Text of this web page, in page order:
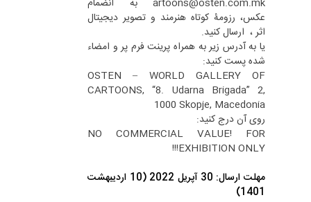
artoons@osten.com.mk به انضمام
عکس، رزومۀ کوتاه هنرمند و تصویر دیجیتال
اثر ، ارسال کنید.
یا به آدرس زیر به همراه پرینت فرم پر و امضاء
شده پست کنید:
OSTEN – WORLD GALLERY OF
CARTOONS, “8. Udarna Brigada” 2,
1000 Skopje, Macedonia
روی آن درج کنید:
NO COMMERCIAL VALUE! FOR
EXHIBITION ONLY!!!
مهلت ارسال: 30 آپریل 2022 (10 اردیبهشت
1401)